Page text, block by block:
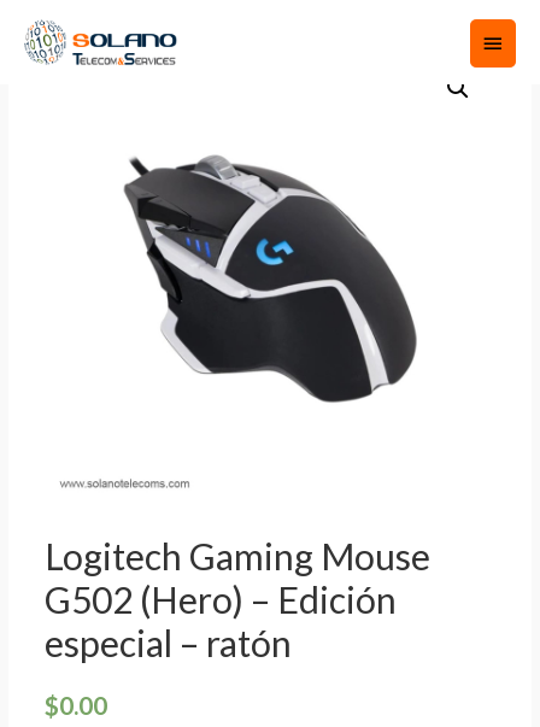
Logitech Gaming Mouse
G502 (Hero) – Edición
especial – ratón
$0.00